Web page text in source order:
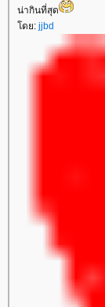
น่ากินที่สุด
โดย: jjbd